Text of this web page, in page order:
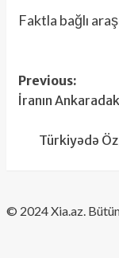
Faktla bağlı
Post
Previous:
İranın
Türkiyədə
​© 2024 Xia.az.